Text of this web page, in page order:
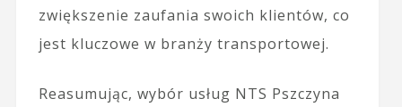
zwiększenie zaufania swoich klientów, co
jest kluczowe w branży transportowej.
Reasumując, wybór usług NTS Pszczyna